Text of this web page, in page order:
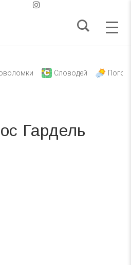
Словодей
Гардель